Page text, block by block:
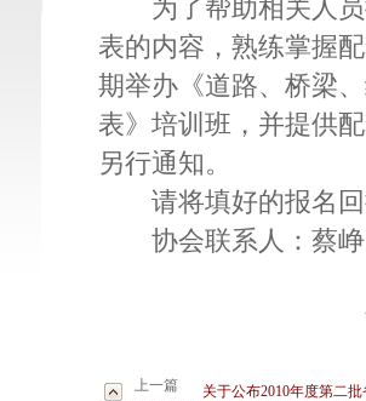
为了帮助相关人员
表的内容，熟练掌握
期举办《道路、桥梁
表》培训班，并提供
另行通知。
请将填好的报名回
协会联系人：蔡
浙江省市
上一篇
关于公布2010年度第二